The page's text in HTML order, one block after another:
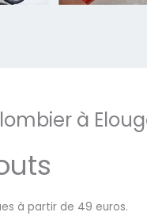
à
à partir de 49 euros.